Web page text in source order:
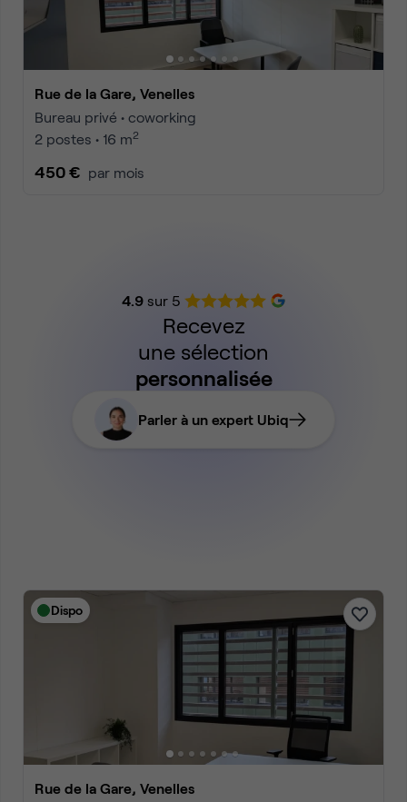
Rue de la Gare, Venelles
Bureau privé • coworking
2 postes • 16 m2
450 € par mois
4.9sur 5
Recevez
une sélection
personnalisée
Parler à un expert Ubiq
Dispo
Rue de la Gare, Venelles